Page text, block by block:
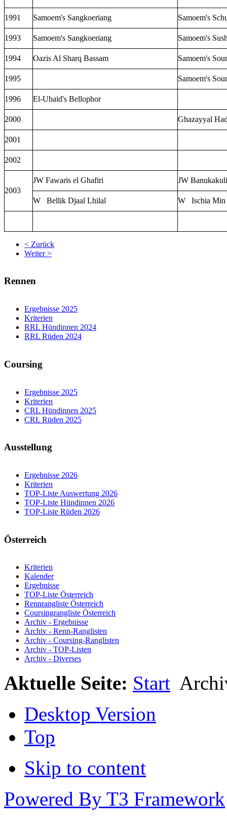
1991 Samoem's Sangkoeriang Samoem's
1993 Samoem's Sangkoeriang Samoem's
1994 Oazis Al Sharq Bassam Samoem's
1995 Samoem's
1996 El-Ubaid's Bellophor
2000 Ghazayyal
2001
2002
2003
JW Fawaris el Ghafiri JW
W Bellik Djaal Lhilal W Ischia
< Zurück
Weiter >
Rennen
Ergebnisse 2025
Kriterien
RRL Hündinnen 2024
RRL Rüden 2024
Coursing
Ergebnisse 2025
Kriterien
CRL Hündinnen 2025
CRL Rüden 2025
Ausstellung
Ergebnisse 2026
Kriterien
TOP-Liste Auswertung 2026
TOP-Liste Hündinnen 2026
TOP-Liste Rüden 2026
Österreich
Kriterien
Kalender
Ergebnisse
TOP-Liste Österreich
Rennrangliste Österreich
Coursingrangliste Österreich
Archiv - Ergebnisse
Archiv - Renn-Ranglisten
Archiv - Coursing-Ranglisten
Archiv - TOP-Listen
Archiv - Diverses
Aktuelle Seite: Start
Desktop Version
Top
Skip to content
Powered By T3 Framework